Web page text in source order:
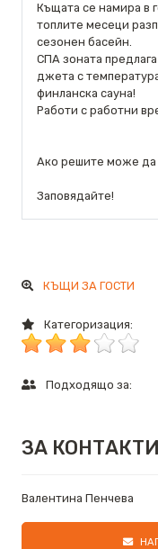
Къщата се намира в
топлите месеци
сезонен басейн.
СПА зоната
джета с
финланска сауна!
Работи с работни
Ако решите може да
Заповядайте!
КЪЩИ ЗА ГОСТИ
Категоризация:
Подходящо за:
ЗА КОНТАКТИ
Валентина Пенчева